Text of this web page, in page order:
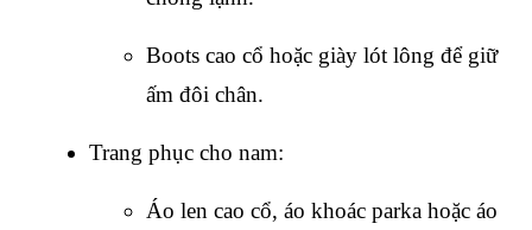
Boots cao cổ hoặc giày lót lông để giữ
ấm đôi chân.
Trang phục cho nam:
Áo len cao cổ, áo khoác parka hoặc áo